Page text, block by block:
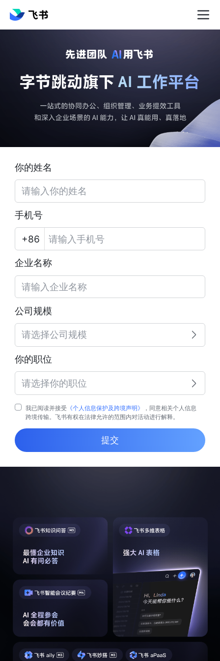
你的姓名
手机号
企业名称
公司规模
请选择公司规模
你的职位
请选择你的职位
我已阅读并接受 《个人信息保护及跨境声明》
，同意相关个人信息
跨境传输。飞书有权在法律允许的范围内对活动进行解释。
提交